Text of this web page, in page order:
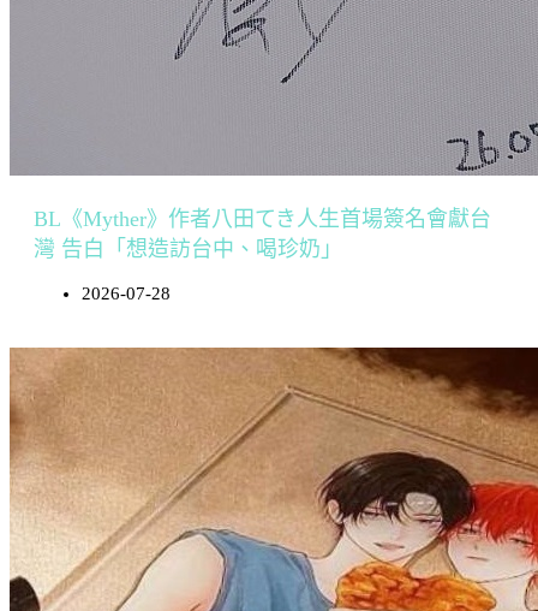
BL《Myther》作者八田てき人生首場簽名會獻台
灣 告白「想造訪台中、喝珍奶」
2026-07-28